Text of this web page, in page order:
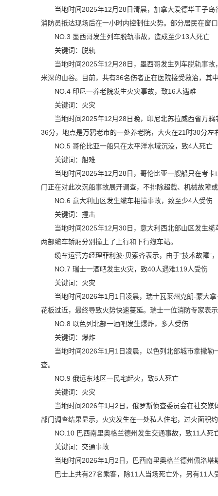
当地时间2025年12月28日清晨，加拿大爱德华王子
消防员抵达现场后在一小时内控制住火势。部分居民在窗
NO.3 墨西哥发生列车脱轨事故，造成至少13人死亡
关键词：脱轨
当地时间2025年12月28日，墨西哥发生列车脱轨事
米深的山谷。目前，共有36名伤者正在医院接受救治，其
NO.4 印尼一养老院发生火灾事故，致16人遇难
关键词：火灾
当地时间2025年12月28日晚，印尼北苏拉威西省万
36分，地点是万鸦老市的一处养老院，大火在21时30分左
NO.5 哥伦比亚一船只在太平洋水域沉没，致4人死亡
关键词：船难
当地时间2025年12月28日，哥伦比亚一艘船只在考
门正在对此次沉船事故展开调查，不排除超载、机械故障
NO.6 意大利山区发生缆车相撞事故，致至少4人受伤
关键词：撞击
当地时间2025年12月30日，意大利西北部山区发生
两部缆车轿厢分别撞上了上行和下行缆车站。
缆车运营方经理菲利波·贝索齐表示，由于“技术故障
NO.7 瑞士一酒吧发生火灾，致40人遇难119人受伤
关键词：火灾
当地时间2026年1月1日凌晨，瑞士瓦莱州克朗-蒙大
花板过近，最终导致火势快速蔓延。瑞士一位消防专家表
NO.8 以色列北部一酒吧发生爆炸，多人受伤
关键词：爆炸
当地时间2026年1月1日凌晨，以色列北部城市拿撒
查。
NO.9 俄远东地区一民宅起火，致5人死亡
关键词：火灾
当地时间2026年1月2日，俄罗斯侦查委员会在社交
部门调查结果显示，火灾发生在一处私人住宅，过火面积
NO.10 巴西南里奥格兰德州发生交通事故，致11人死
关键词：交通事故
当地时间2026年1月2日，巴西南里奥格兰德州佩洛
巴士上共有27名乘客，除11人当场死亡外，另有11人